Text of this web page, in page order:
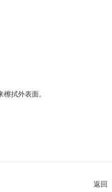
拭外表面。
返回